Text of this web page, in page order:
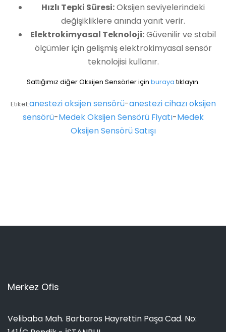
Hızlı Tepki Süresi:Oksijen seviyelerindeki
değişikliklere anında yanıt verir.
Elektrokimyasal Teknoloji:Güvenilir ve stabil
ölçümler için gelişmiş elektrokimyasal sensör
teknolojisi kullanır.
Sattığımız diğer Oksijen Sensörler için burayatıklayın.
Etiket:anestezi oksijen sensörü-anestezi cihazı oksijen
sensörü-Medek Oksijen Sensörü Fiyatı-Medek
Oksijen Sensörü Satışı
Merkez Ofis
Velibaba Mah. Barbaros Hayrettin Paşa Cad. No: